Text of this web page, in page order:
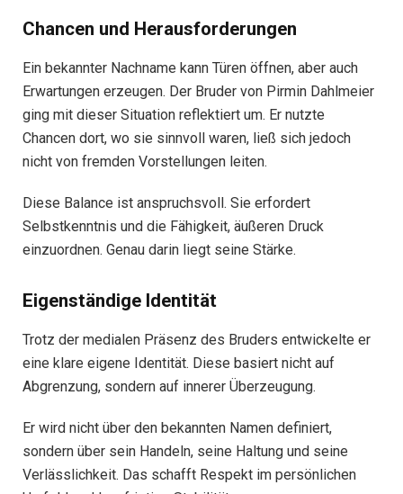
Chancen und Herausforderungen
Ein bekannter Nachname kann Türen öffnen, aber auch
Erwartungen erzeugen. Der Bruder von Pirmin Dahlmeier
ging mit dieser Situation reflektiert um. Er nutzte
Chancen dort, wo sie sinnvoll waren, ließ sich jedoch
nicht von fremden Vorstellungen leiten.
Diese Balance ist anspruchsvoll. Sie erfordert
Selbstkenntnis und die Fähigkeit, äußeren Druck
einzuordnen. Genau darin liegt seine Stärke.
Eigenständige Identität
Trotz der medialen Präsenz des Bruders entwickelte er
eine klare eigene Identität. Diese basiert nicht auf
Abgrenzung, sondern auf innerer Überzeugung.
Er wird nicht über den bekannten Namen definiert,
sondern über sein Handeln, seine Haltung und seine
Verlässlichkeit. Das schafft Respekt im persönlichen